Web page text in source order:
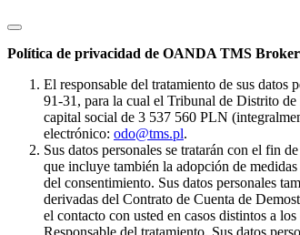
Política de privacidad de OANDA TMS
El responsable del tratamiento de sus
91-31, para la cual el Tribunal de Distrito
capital social de 3 537 560 PLN
electrónico: odo@tms.pl.
Sus datos personales se tratarán con el fin
que incluye también la adopción de
del consentimiento. Sus datos personales
derivadas del Contrato de Cuenta de
el contacto con usted en casos distintos a
Responsable del tratamiento. Sus datos